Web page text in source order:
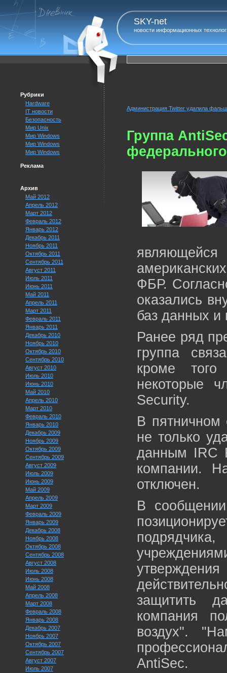
SKY-net
новости информационных
Рубрики
Hardware
IT новости
Безопасность
Мир Unix
Мир Windows
Мир Windows
Мир Windows
Реклама
Архив
Май 2012
Апрель 2012
Март 2012
Февраль 2012
Январь 2012
Декабрь 2011
Ноябрь 2011
Октябрь 2011
Сентябрь 2011
Август 2011
Июль 2011
Июнь 2011
Май 2011
Апрель 2011
Март 2011
Февраль 2011
Январь 2011
Декабрь 2010
Ноябрь 2010
Октябрь 2010
Сентябрь 2010
Август 2010
Июль 2010
Июнь 2010
Май 2010
Апрель 2010
Март 2010
Февраль 2010
Январь 2010
Декабрь 2009
Ноябрь 2009
Октябрь 2009
Сентябрь 2009
Август 2009
Июль 2009
Июнь 2009
Май 2009
Апрель 2009
Март 2009
Февраль 2009
Январь 2009
Декабрь 2008
Ноябрь 2008
Октябрь 2008
Сентябрь 2008
Август 2008
Июль 2008
Июнь 2008
Май 2008
Апрель 2008
Март 2008
Февраль 2008
Январь 2008
Декабрь 2007
Ноябрь 2007
Октябрь 2007
Сентябрь 2007
Август 2007
Июль 2007
Администрация Twitter удалила
Группа
ФБР.
оказались
баз данных и
Ранее ряд
группа
кроме
некоторые
Security.
В пятничном
не только
данным IRC
компании.
отключен.
В
защитить
компания
воздух".
AntiSec.